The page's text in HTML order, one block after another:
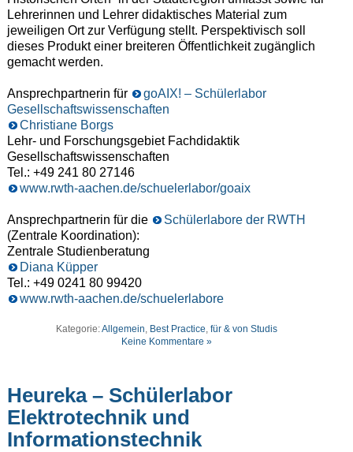
Lehrerinnen und Lehrer didaktisches Material zum
jeweiligen Ort zur Verfügung stellt. Perspektivisch soll
dieses Produkt einer breiteren Öffentlichkeit zugänglich
gemacht werden.
Ansprechpartnerin für
goAIX! – Schülerlabor
Gesellschaftswissenschaften
Christiane Borgs
Lehr- und Forschungsgebiet Fachdidaktik
Gesellschaftswissenschaften
Tel.: +49 241 80 27146
www.rwth-aachen.de/schuelerlabor/goaix
Ansprechpartnerin für die
Schülerlabore der RWTH
(Zentrale Koordination):
Zentrale Studienberatung
Diana Küpper
Tel.: +49 0241 80 99420
www.rwth-aachen.de/schuelerlabore
Kategorie:Allgemein, Best Practice,für & von Studis
Keine Kommentare »
Heureka – Schülerlabor
Elektrotechnik und
Informationstechnik